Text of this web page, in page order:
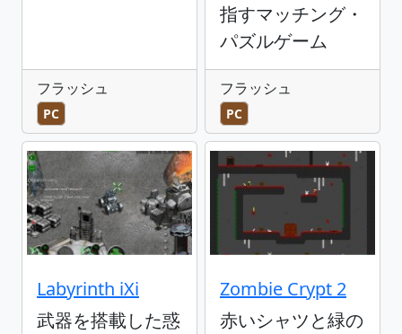
フラッシュ
PC
指すマッチング・
パズルゲーム
フラッシュ
PC
Labyrinth iXi
武器を搭載した惑
Zombie Crypt 2
赤いシャツと緑の